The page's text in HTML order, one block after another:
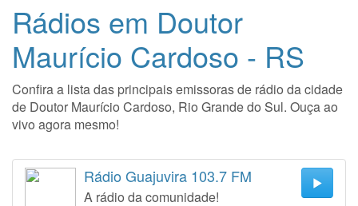
Rádios em Doutor
Maurício Cardoso - RS
Confira a lista das principais emissoras de rádio da cidade
de Doutor Maurício Cardoso, Rio Grande do Sul. Ouça ao
vivo agora mesmo!
Rádio Guajuvira 103.7 FM
A rádio da comunidade!